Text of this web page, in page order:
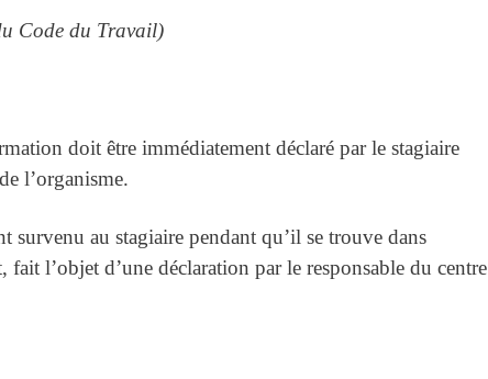
Code du Travail)
doit être immédiatement déclaré par le stagiaire
l’organisme.
au stagiaire pendant qu’il se trouve dans
l’objet d’une déclaration par le responsable du centre